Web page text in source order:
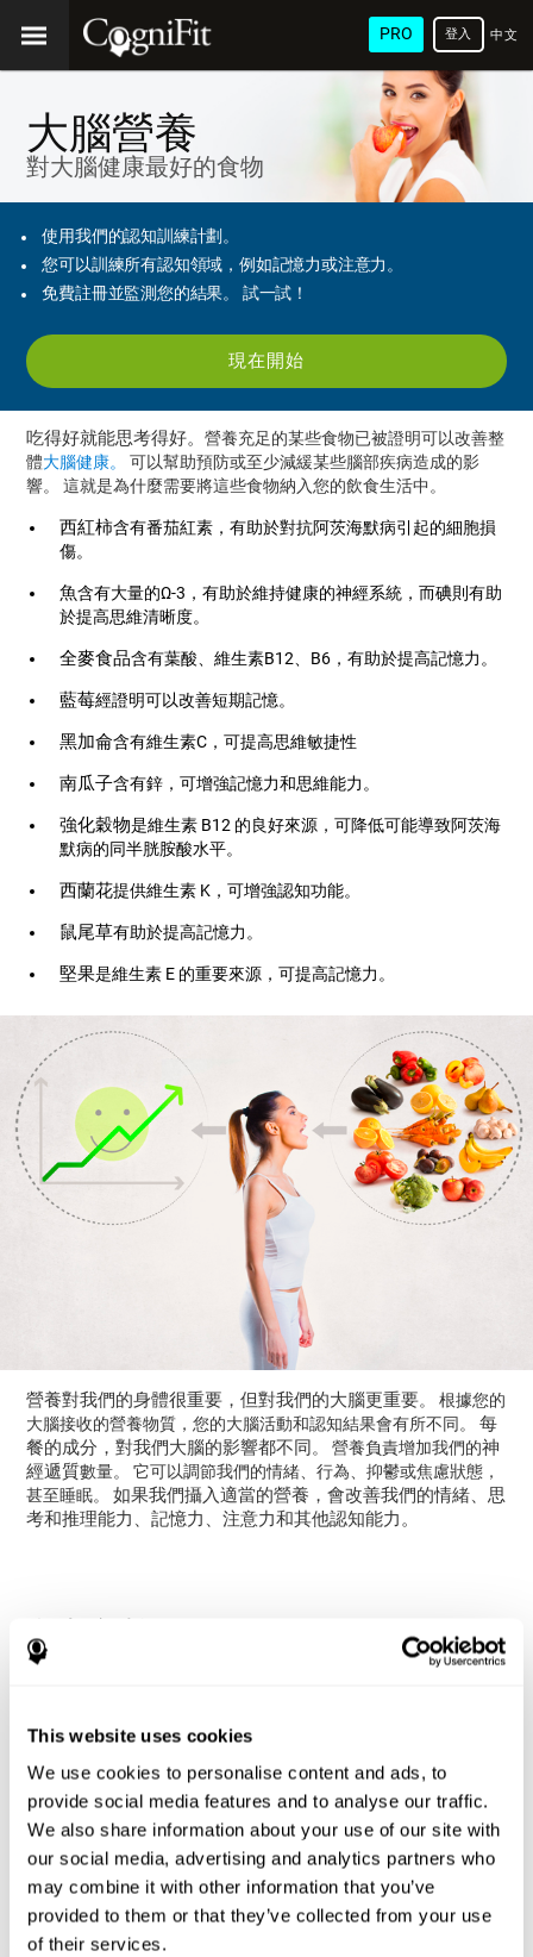
This website uses cookies
We use cookies to personalise content and ads, to
provide social media features and to analyse our traffic.
We also share information about your use of our site with
our social media, advertising and analytics partners who
may combine it with other information that you’ve
provided to them or that they’ve collected from your use
of their services.
PRO 中文
(繁
登入
大腦營養
對大腦健康最好的食物
使用我們的認知訓練計劃。
您可以訓練所有認知領域，例如記憶力或注意力。
免費註冊並監測您的結果。 試一試！
現在開始
吃得好就能思考得好。營養充足的某些食物已被證明可以改善整
體大腦健康。
可以幫助預防或至少減緩某些腦部疾病造成的影
響。 這就是為什麼需要將這些食物納入您的飲食生活中。
西紅柿含有番茄紅素，有助於對抗阿茨海默病引起的細胞損
傷。
魚含有大量的Ω-3，有助於維持健康的神經系統，而碘則有助
於提高思維清晰度。
全麥食品含有葉酸、維生素B12、B6，有助於提高記憶力。
藍莓經證明可以改善短期記憶。
黑加侖含有維生素C，可提高思維敏捷性
南瓜子含有鋅，可增強記憶力和思維能力。
強化穀物是維生素 B12 的良好來源，可降低可能導致阿茨海
默病的同半胱胺酸水平。
西蘭花提供維生素 K，可增強認知功能。
鼠尾草有助於提高記憶力。
堅果是維生素 E 的重要來源，可提高記憶力。
營養對我們的身體很重要，但對我們的大腦更重要。 根據您的
大腦接收的營養物質，您的大腦活動和認知結果會有所不同。每
餐的成分，對我們大腦的影響都不同。 營養負責增加我們的神
經遞質數量。 它可以調節我們的情緒、行為、抑鬱或焦慮狀態，
甚至睡眠。如果我們攝入適當的營養，會改善我們的情緒、思
考和推理能力、記憶力、注意力和其他認知能力。
參考文獻
study of cognitive functioning. Frontiers in Human Neuroscience
Haimov I, Shatil E (2013) Cognitive Training Improves Sleep
Quality and Cognitive Function among Older Adults with
Insomnia. PLOS ONE 8(4): e61390.
doi:10.1371/journal.pone.0061390
Shatil E (2013). Does combined cognitive training and physical
activity training enhance cognitive abilities more than either
alone? A four-condition randomized controlled trial among